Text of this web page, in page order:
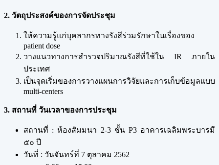
2. วัตถุประสงค์ของการจัดประชุม
ให้ความรู้แก่บุคลากรทางรังสีร่วมรักษาในเรื่องของ
patient dose
วางแนวทางการสำรวจปริมาณรังสีที่ใช้ใน IR ภายใน
ประเทศ
เป็นจุดเริ่มของการวางแผนการวิจัยและการเก็บข้อมูลแบบ
multi-centers
3. สถานที่ วันเวลาของการประชุม
สถานที่ : ห้องสัมมนา 2-3 ชั้น P3 อาคารเฉลิมพระบารมี
๕๐ ปี
วันที่ : วันจันทร์ที่ 7 ตุลาคม 2562